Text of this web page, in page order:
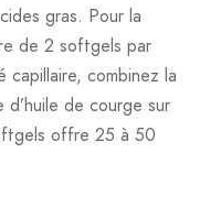
gras. Pour la
de 2 softgels par
capillaire, combinez la
d’huile de courge sur
offre 25 à 50